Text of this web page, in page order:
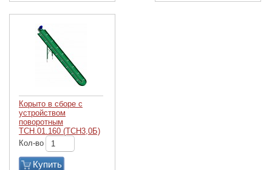
Корыто в сборе с
устройством
поворотным
ТСН.01.160 (ТСН3,0Б)
Кол-во
Купить